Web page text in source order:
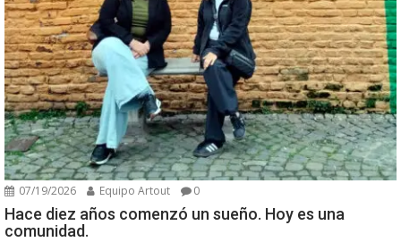
07/19/2026 Equipo Artout 0
Hace diez años comenzó un sueño. Hoy es una
comunidad.